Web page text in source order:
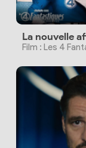
La nouvelle
Film : Les 4